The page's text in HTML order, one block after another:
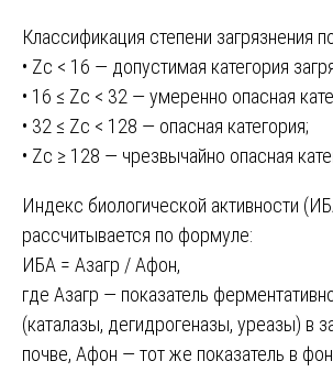
Классификация степени загрязнения
• Zc < 16 — допустимая категория
• 16 ≤ Zc < 32 — умеренно опасная
• 32 ≤ Zc < 128 — опасная категория;
• Zc ≥ 128 — чрезвычайно опасная
Индекс биологической активности
рассчитывается по формуле:
ИБА = Азагр / Афон,
где Азагр — показатель
(каталазы, дегидрогеназы, уреазы) в
почве, Афон — тот же показатель в